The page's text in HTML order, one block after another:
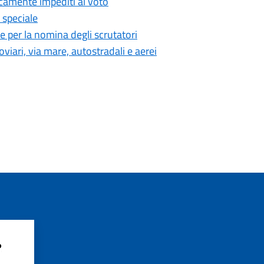
per la nomina degli scrutatori
via mare, autostradali e aerei